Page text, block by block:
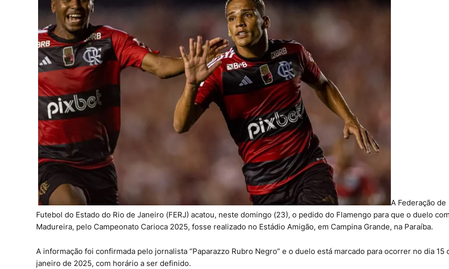
A Federação de
Futebol do Estado do Rio de Janeiro (FERJ) acatou, neste domingo (23), o pedido do Flamengo para que o duelo
Madureira, pelo Campeonato Carioca 2025, fosse realizado no Estádio Amigão, em Campina Grande, na Paraíba.
A informação foi confirmada pelo jornalista “Paparazzo Rubro Negro” e o duelo está marcado para ocorrer no dia 15
janeiro de 2025, com horário a ser definido.